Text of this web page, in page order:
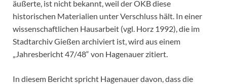
äußerte, ist nicht bekannt, weil der OKB diese
historischen Materialien unter Verschluss hält. In einer
wissenschaftlichen Hausarbeit (vgl. Horz 1992), die im
Stadtarchiv Gießen archiviert ist, wird aus einem
„Jahresbericht 47/48“ von Hagenauer zitiert.
In diesem Bericht spricht Hagenauer davon, dass die